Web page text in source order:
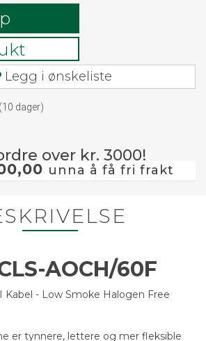
Legg i ønskeliste
10 dager)
over kr. 3000!
unna å få fri frakt
AOCH/60F
- Low Smoke Halogen Free
er tynnere, lettere og mer fleksible